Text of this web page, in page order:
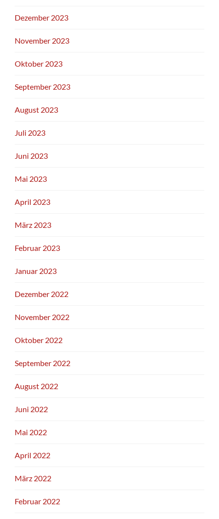
Dezember 2023
November 2023
Oktober 2023
September 2023
August 2023
Juli 2023
Juni 2023
Mai 2023
April 2023
März 2023
Februar 2023
Januar 2023
Dezember 2022
November 2022
Oktober 2022
September 2022
August 2022
Juni 2022
Mai 2022
April 2022
März 2022
Februar 2022